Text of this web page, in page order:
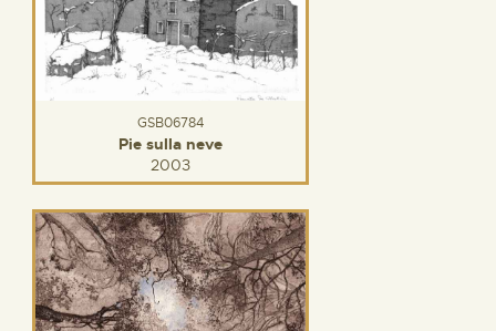
GSB06784
Pie sulla neve
2003